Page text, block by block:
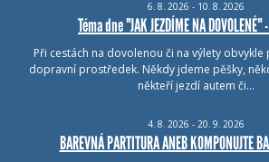
6. 8. 2026 - 10. 8. 2026
Téma dne "JAK JEZDÍME NA
Při cestách na dovolenou či na výlety obvykle
dopravní prostředek. Někdy jdeme pěšky,
někteří jezdí autem či…
4. 8. 2026 - 20. 9. 2026
BAREVNÁ PARTITURA ANEB KOMPONUJTE